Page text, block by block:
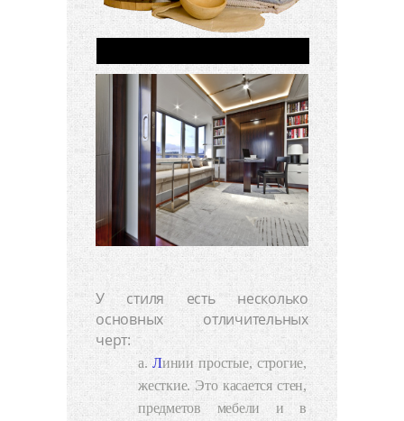
У стиля есть несколько
основных отличительных
черт:
Линии простые, строгие,
жесткие. Это касается стен,
предметов мебели и в